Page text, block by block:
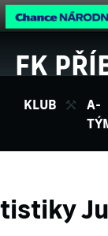
FK
KLUB
A-